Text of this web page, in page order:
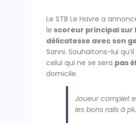
Le STB Le Havre a
le scoreur principal sur
délicatesse avec son
Sanni. Souhaitons-lui
celui qui ne se sera pas
domicile.
Joueur complet
les bons rails à